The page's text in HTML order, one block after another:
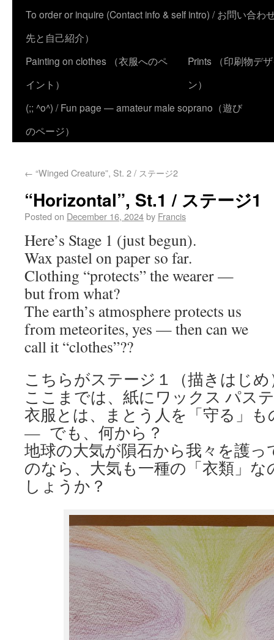
To order or inquire (Contact info & self intro) / お問い合わ
先と自己紹介）
Painting on clothes （衣服へのペ
イント）
Prints （印刷物デ
ン）
(;; ^o^) / Fun page — amateur male soprano（遊び
のページ）
← “Winged Creature”, St. 2 / ステージ2
“Horizontal”, St.1 / ステージ1
Posted on December 16, 2024by Francis
Here’s Stage 1 (just begun).
Wax pastel on paper so far.
Clothing “protects” the wearer —
but from what?
The earth’s atmosphere protects us
from meteorites, yes — then can we
call it “clothes”??
こちらがステージ１（描きはじめ
ここまでは、紙にワックス パス
衣服とは、まとう人を「守る」も
— でも、何から？
地球の大気が隕石から我々を護っ
のなら、大気も一種の「衣類」な
しょうか？